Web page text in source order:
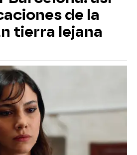
de la
tierra lejana